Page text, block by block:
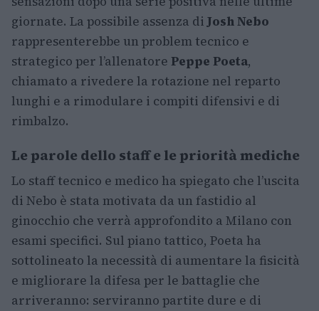
giornate. La possibile assenza diJosh Nebo
rappresenterebbe un problem tecnico e
strategico per l’allenatore Peppe Poeta,
chiamato a rivedere la rotazione nel reparto
lunghi e a rimodulare i compiti difensivi e di
rimbalzo.
Le parole dello staff e le priorità mediche
Lo staff tecnico e medico ha spiegato che l’uscita
di Nebo è stata motivata da un fastidio al
ginocchio che verrà approfondito a Milano con
esami specifici. Sul piano tattico, Poeta ha
sottolineato la necessità di aumentare la fisicità
e migliorare la difesa per le battaglie che
arriveranno: serviranno partite dure e di